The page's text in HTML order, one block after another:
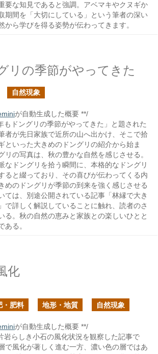
要な知見であると強調。アベマキやクヌギか
期間を「大切にしている」という筆者の深い
から学びを得る姿勢が伝わってきます。
リの季節がやってきた
自然現象
が自動生成した概要 **/
もドングリの季節がやってきた」と題された
者が先日家族で近所の山へ出かけ、そこで拾
といった大きめのドングリの紹介から始ま
リの写真は、秋の豊かな自然を感じさせる。
なドングリを拾う瞬間に、本格的なドングリ
ると綴っており、その喜びが伝わってくる内
めのドングリが季節の到来を強く感じさせる
ては、別途公開されている記事「林縁で大き
で詳しく解説していることに触れ、読者のさ
る。秋の自然の恵みと家族との楽しいひとと
ある。
化
・肥料 地形・地質 自然現象
が自動生成した概要 **/
岩らしき小石の風化状況を観察した記事で
で風化が著しく進む一方、濃い色の層ではあ